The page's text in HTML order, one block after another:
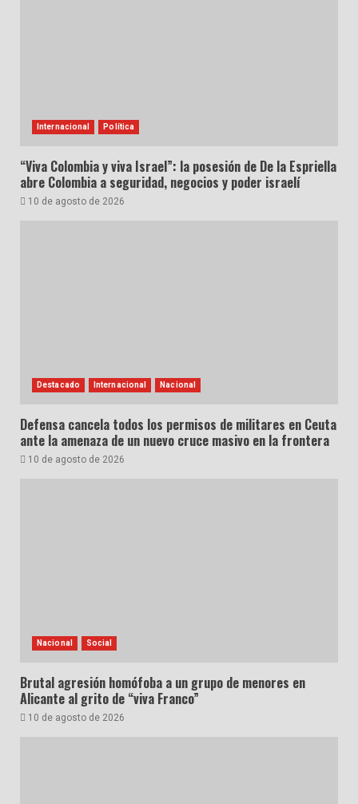
Internacional Política
“Viva Colombia y viva Israel”: la posesión de De la Espriella
abre Colombia a seguridad, negocios y poder israelí
10 de agosto de 2026
Destacado Internacional Nacional
Defensa cancela todos los permisos de militares en Ceuta
ante la amenaza de un nuevo cruce masivo en la frontera
10 de agosto de 2026
Nacional Social
Brutal agresión homófoba a un grupo de menores en
Alicante al grito de “viva Franco”
10 de agosto de 2026